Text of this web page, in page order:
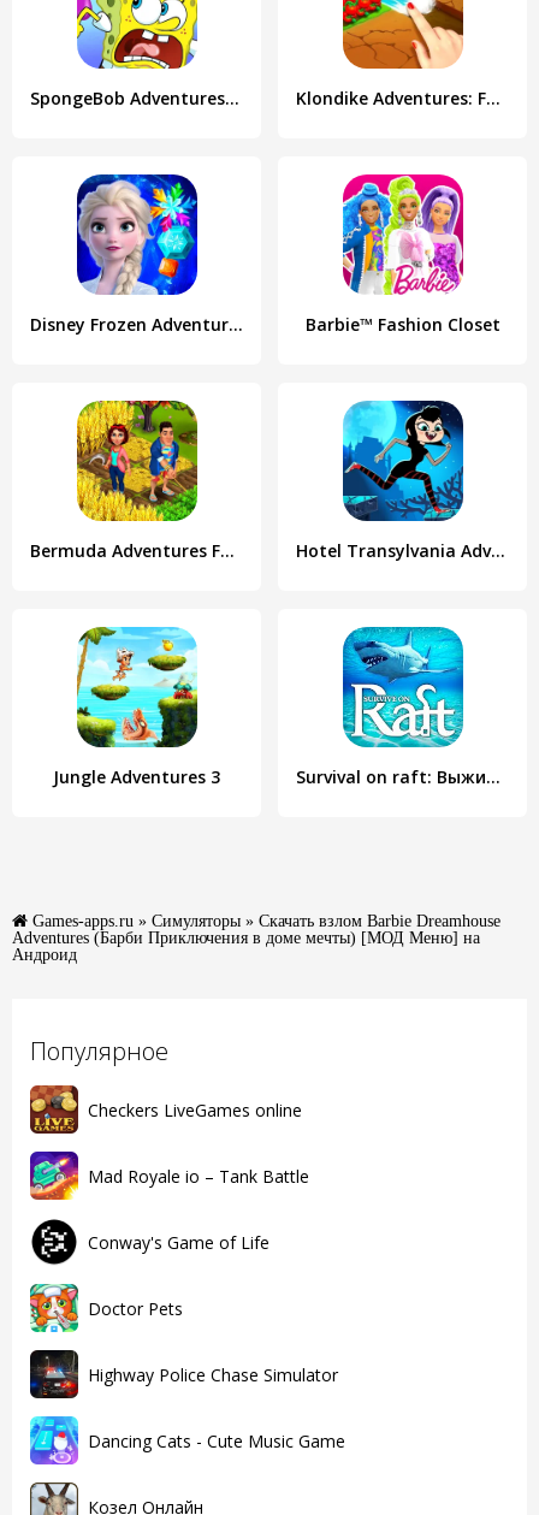
Популярное
Checkers LiveGames online
Mad Royale io – Tank Battle
Conway's Game of Life
Doctor Pets
Highway Police Chase Simulator
Dancing Cats - Cute Music Game
Козел Онлайн
SpongeBob Adventures: In A Jam Klondike Adventures: Farm Game
Disney Frozen Adventures Barbie™ Fashion Closet
Bermuda Adventures Farm Island Hotel Transylvania Adventures
Jungle Adventures 3 Survival on raft: Выживание на плоту
Games-apps.ru » Симуляторы » Скачать взлом Barbie Dreamhouse
Adventures (Барби Приключения в доме мечты) [МОД Меню] на
Андроид